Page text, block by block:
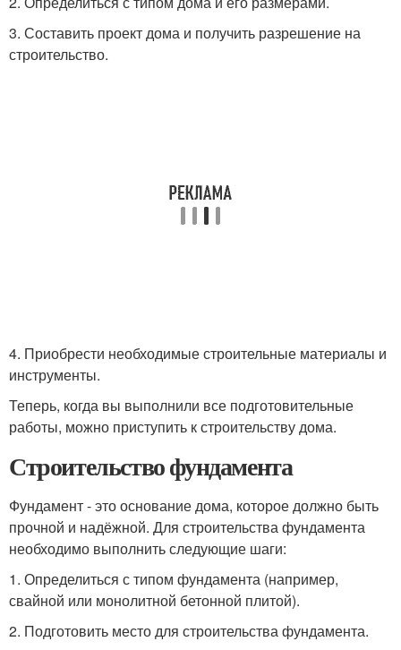
3. Составить проект дома и получить разрешение на
строительство.
4. Приобрести необходимые строительные материалы и
инструменты.
Теперь, когда вы выполнили все подготовительные
работы, можно приступить к строительству дома.
Строительство фундамента
Фундамент - это основание дома, которое должно быть
прочной и надёжной. Для строительства фундамента
необходимо выполнить следующие шаги:
1. Определиться с типом фундамента (например,
свайной или монолитной бетонной плитой).
2. Подготовить место для строительства фундамента.